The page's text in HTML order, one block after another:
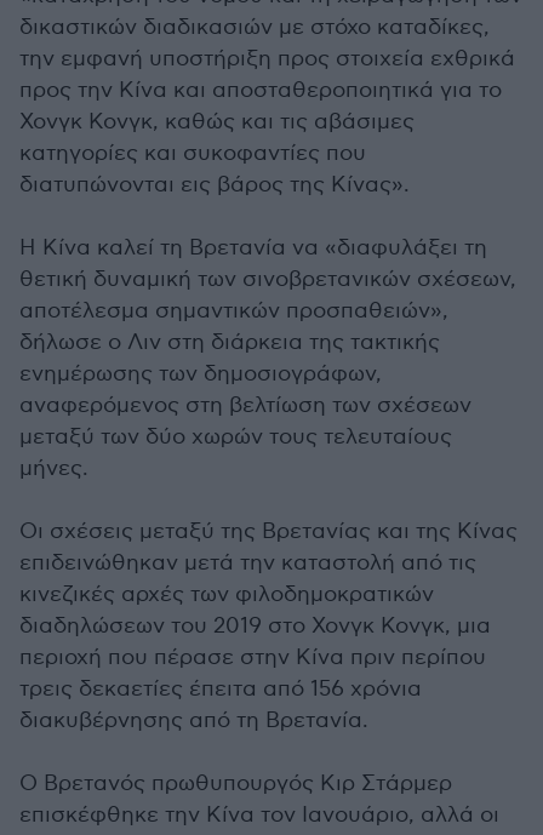
δικαστικών διαδικασιών με στόχο καταδίκες,
την εμφανή υποστήριξη προς στοιχεία εχθρικά
προς την Κίνα και αποσταθεροποιητικά για το
Χονγκ Κονγκ, καθώς και τις αβάσιμες
κατηγορίες και συκοφαντίες που
διατυπώνονται εις βάρος της Κίνας».
Η Κίνα καλεί τη Βρετανία να «διαφυλάξει τη
θετική δυναμική των σινοβρετανικών σχέσεων,
αποτέλεσμα σημαντικών προσπαθειών»,
δήλωσε ο Λιν στη διάρκεια της τακτικής
ενημέρωσης των δημοσιογράφων,
αναφερόμενος στη βελτίωση των σχέσεων
μεταξύ των δύο χωρών τους τελευταίους
μήνες.
Οι σχέσεις μεταξύ της Βρετανίας και της Κίνας
επιδεινώθηκαν μετά την καταστολή από τις
κινεζικές αρχές των φιλοδημοκρατικών
διαδηλώσεων του 2019 στο Χονγκ Κονγκ, μια
περιοχή που πέρασε στην Κίνα πριν περίπου
τρεις δεκαετίες έπειτα από 156 χρόνια
διακυβέρνησης από τη Βρετανία.
Ο Βρετανός πρωθυπουργός Κιρ Στάρμερ
επισκέφθηκε την Κίνα τον Ιανουάριο, αλλά οι